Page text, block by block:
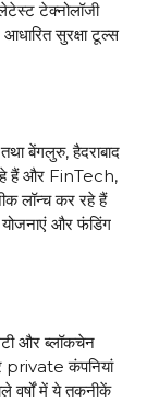
टेक्नोलॉजी
सुरक्षा टूल्स
बेंगलुरु, हैदराबाद
हैं और FinTech,
लॉन्च कर रहे हैं
और फंडिंग
और ब्लॉकचेन
private कंपनियां
वर्षों में ये तकनीकें